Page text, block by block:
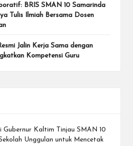
BRIS SMAN 10 Samarinda
Tulis Ilmiah Bersama Dosen
Jalin Kerja Sama dengan
Kompetensi Guru
Gubernur Kaltim Tinjau SMAN 10
Unggulan untuk Mencetak